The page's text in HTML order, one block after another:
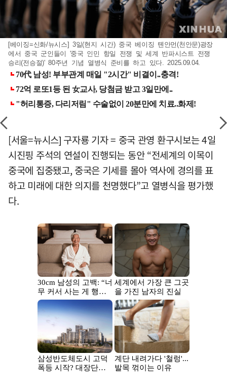
[베이징=신화/뉴시스] 3일(현지 시간) 중국 베이징 톈안먼(천안문)광장
에서 중국 군인들이 '중국 인민 항일 전쟁 및 세계 반파시스트 전쟁
승리(전승절)' 80주년 기념 열병식 준비를 하고 있다. 2025.09.04.
[서울=뉴시스] 구자룡 기자 = 중국 관영 환구시보는 4일
시진핑 주석의 연설이 진행되는 동안 “전세계의 이목이
중국에 집중됐고, 중국은 기세를 몰아 역사에 경의를 표
하고 미래에 대한 의지를 천명했다”고 열병식을 평가했
다.